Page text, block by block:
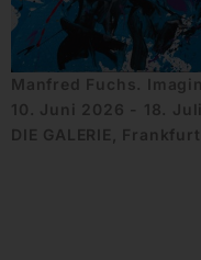
Manfred Fuchs.
10. Juni 2026 - 18.
DIE GALERIE,